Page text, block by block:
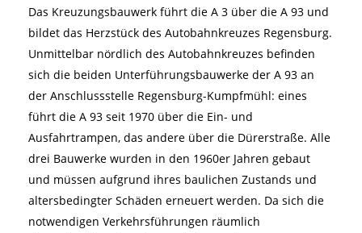
Die Umleitungskarte steht unterService als
Download zur Verfügung.
wird. Nur so kann der Verkehr der A 93 und der A 3
während der Hauptarbeiten ab 2027
aufrechterhalten werden.
eigentlichen Hauptarbeiten ab 2027 in alle
Fahrtrichtungen offenbleiben kann: Dazu steht
heuer am Autobahnkreuz Regensburg die
Errichtung einer Behelfsbrücke im Mittelpunkt –
und an der Anschlussstelle Regensburg-
Kumpfmühl eine geringfügige, provisorische
Verbreiterung im Bereich der Einfahrt in Richtung
Hof sowie die Herstellung von Überfahrten im
Mittelstreifen der A 93.
Das Kreuzungsbauwerk führt die A 3 über die A 93 und
bildet das Herzstück des Autobahnkreuzes Regensburg.
Unmittelbar nördlich des Autobahnkreuzes befinden
sich die beiden Unterführungsbauwerke der A 93 an
der Anschlussstelle Regensburg-Kumpfmühl: eines
führt die A 93 seit 1970 über die Ein- und
Ausfahrtrampen, das andere über die Dürerstraße. Alle
drei Bauwerke wurden in den 1960er Jahren gebaut
und müssen aufgrund ihres baulichen Zustands und
altersbedingter Schäden erneuert werden. Da sich die
notwendigen Verkehrsführungen räumlich